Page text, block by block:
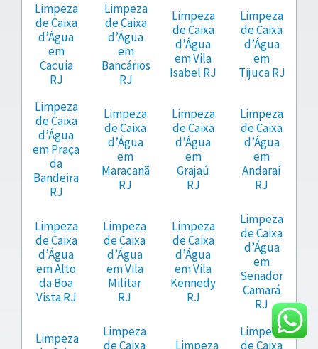
Limpeza
de Caixa
d’Água
em
Cacuia
RJ
Limpeza
de Caixa
d’Água
em
Bancários
RJ
Limpeza
de Caixa
d’Água
em Vila
Isabel RJ
Limpeza
de Caixa
d’Água
em
Tijuca RJ
Limpeza
de Caixa
d’Água
em Praça
da
Bandeira
RJ
Limpeza
de Caixa
d’Água
em
Maracanã
RJ
Limpeza
de Caixa
d’Água
em
Grajaú
RJ
Limpeza
de Caixa
d’Água
em
Andaraí
RJ
Limpeza
de Caixa
d’Água
em Alto
da Boa
Vista RJ
Limpeza
de Caixa
d’Água
em Vila
Militar
RJ
Limpeza
de Caixa
d’Água
em Vila
Kennedy
RJ
Limpeza
de Caixa
d’Água
em
Senador
Camará
RJ
Limpeza
Limpeza
de Caixa
Limpeza
Limpeza
de Caixa